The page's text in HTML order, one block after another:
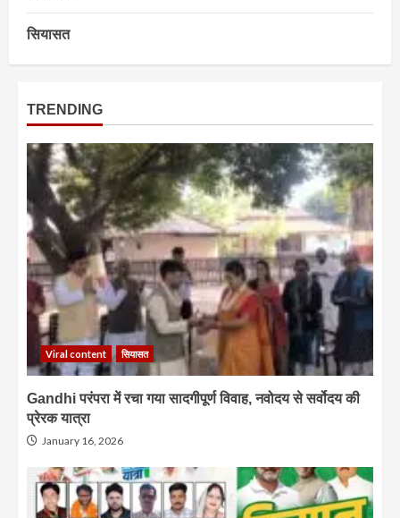
सियासत
TRENDING
Viral content सियासत
Gandhi परंपरा में रचा गया सादगीपूर्ण विवाह, नवोदय से सर्वोदय की
प्रेरक यात्रा
January 16, 2026